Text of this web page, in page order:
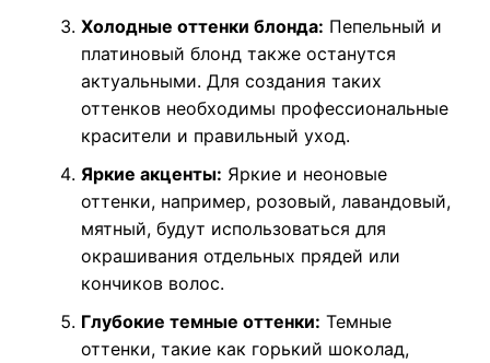
Холодные оттенки блонда: Пепельный и
платиновый блонд также останутся
актуальными. Для создания таких
оттенков необходимы профессиональные
красители и правильный уход.
Яркие акценты: Яркие и неоновые
оттенки, например, розовый, лавандовый,
мятный, будут использоваться для
окрашивания отдельных прядей или
кончиков волос.
Глубокие темные оттенки: Темные
оттенки, такие как горький шоколад,